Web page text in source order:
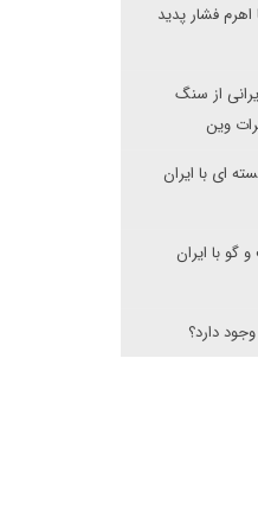
اهرم فشار پدید
از سنگ
وین
ای با ایران
گو با ایران
دارد؟